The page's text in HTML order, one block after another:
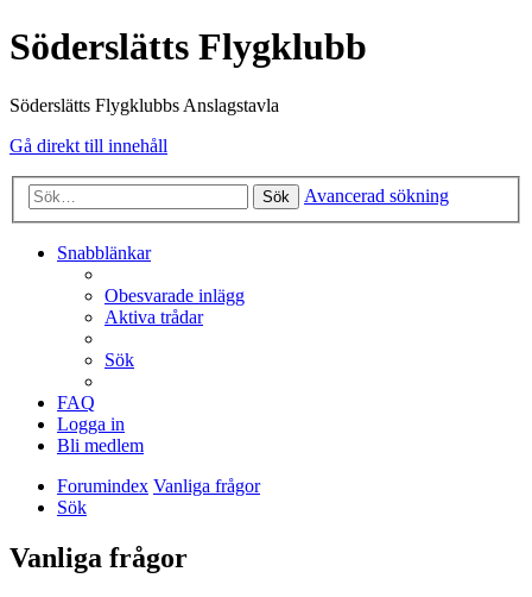
Söderslätts Flygklubb
Söderslätts Flygklubbs Anslagstavla
Gå direkt till innehåll
Sök Avancerad sökning
Snabblänkar
Obesvarade inlägg
Aktiva trådar
Sök
FAQ
Logga in
Bli medlem
Forumindex Vanliga frågor
Sök
Vanliga frågor